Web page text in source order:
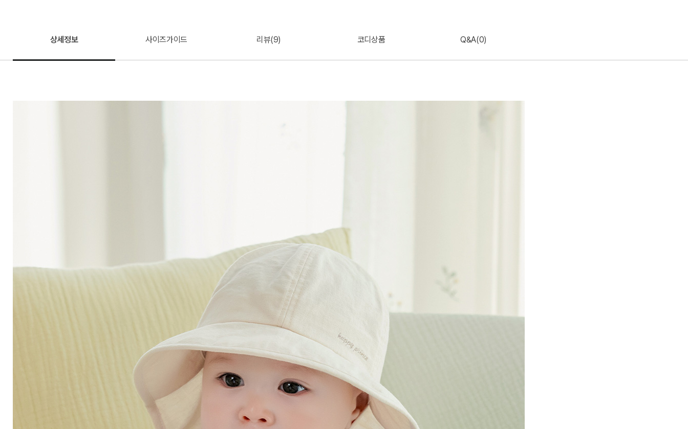
상세정보 사이즈가이드 리뷰(9) 코디상품 Q&A(0)